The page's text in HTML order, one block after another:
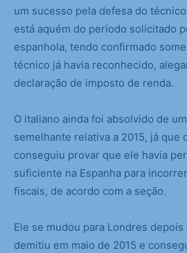
um sucesso pela defesa do
está aquém do período solicitado
espanhola, tendo confirmado
técnico já havia reconhecido,
declaração de imposto de renda.
O italiano ainda foi absolvido de
semelhante relativa a 2015, já que
conseguiu provar que ele havia
suficiente na Espanha para
fiscais, de acordo com a seção.
Ele se mudou para Londres
demitiu em maio de 2015 e